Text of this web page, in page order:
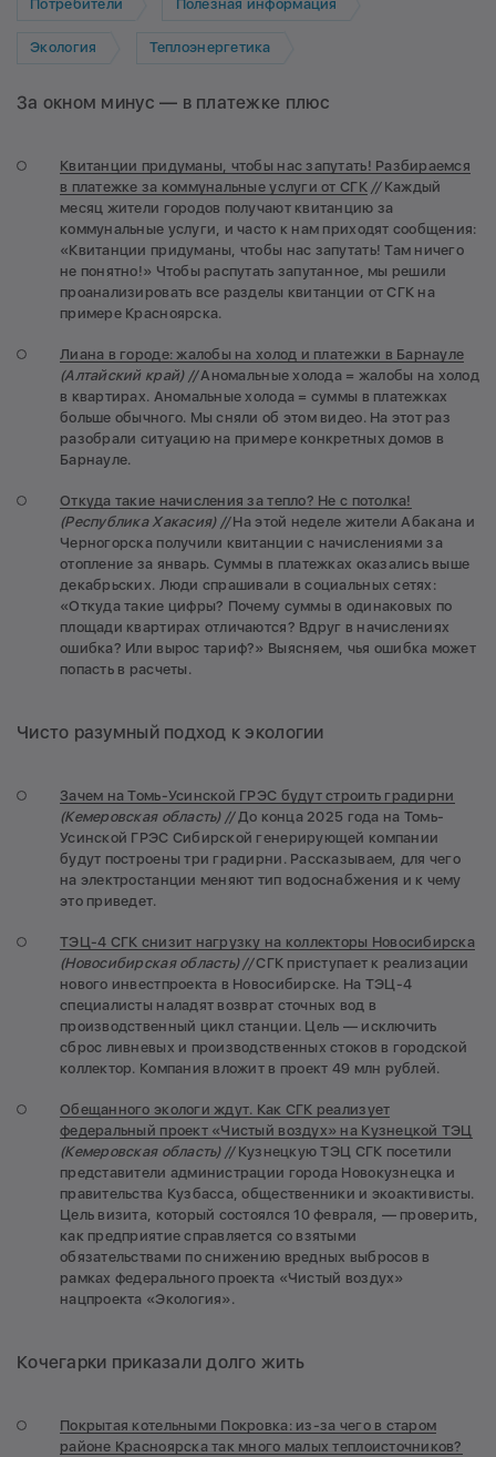
Потребители Полезная информация
Экология Теплоэнергетика
За окном минус — в платежке плюс
Квитанции придуманы, чтобы нас запутать! Разбираемся
в платежке за коммунальные услуги от СГК //Каждый
месяц жители городов получают квитанцию за
коммунальные услуги, и часто к нам приходят сообщения:
«Квитанции придуманы, чтобы нас запутать! Там ничего
не понятно!» Чтобы распутать запутанное, мы решили
проанализировать все разделы квитанции от СГК на
примере Красноярска.
Лиана в городе: жалобы на холод и платежки в Барнауле
(Алтайский край) //Аномальные холода = жалобы на холод
в квартирах. Аномальные холода = суммы в платежках
больше обычного. Мы сняли об этом видео. На этот раз
разобрали ситуацию на примере конкретных домов в
Барнауле.
Откуда такие начисления за тепло? Не с потолка!
(Республика Хакасия) //На этой неделе жители Абакана и
Черногорска получили квитанции с начислениями за
отопление за январь. Суммы в платежках оказались выше
декабрьских. Люди спрашивали в социальных сетях:
«Откуда такие цифры? Почему суммы в одинаковых по
площади квартирах отличаются? Вдруг в начислениях
ошибка? Или вырос тариф?» Выясняем, чья ошибка может
попасть в расчеты.
Чисто разумный подход к экологии
Зачем на Томь-Усинской ГРЭС будут строить градирни
(Кемеровская область) //До конца 2025 года на Томь-
Усинской ГРЭС Сибирской генерирующей компании
будут построены три градирни. Рассказываем, для чего
на электростанции меняют тип водоснабжения и к чему
это приведет.
ТЭЦ-4 СГК снизит нагрузку на коллекторы Новосибирска
(Новосибирская область) //СГК приступает к реализации
нового инвестпроекта в Новосибирске. На ТЭЦ-4
специалисты наладят возврат сточных вод в
производственный цикл станции. Цель — исключить
сброс ливневых и производственных стоков в городской
коллектор. Компания вложит в проект 49 млн рублей.
Обещанного экологи ждут. Как СГК реализует
федеральный проект «Чистый воздух» на Кузнецкой ТЭЦ
(Кемеровская область) //Кузнецкую ТЭЦ СГК посетили
представители администрации города Новокузнецка и
правительства Кузбасса, общественники и экоактивисты.
Цель визита, который состоялся 10 февраля, — проверить,
как предприятие справляется со взятыми
обязательствами по снижению вредных выбросов в
рамках федерального проекта «Чистый воздух»
нацпроекта «Экология».
Кочегарки приказали долго жить
Покрытая котельными Покровка: из-за чего в старом
районе Красноярска так много малых теплоисточников?